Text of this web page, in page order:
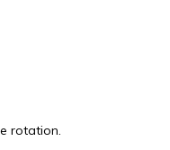
rotation.